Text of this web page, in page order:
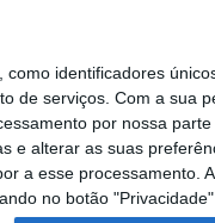
identificadores
de serviços. Com a sua
por nossa
alterar as suas
a esse processamento.
no botão